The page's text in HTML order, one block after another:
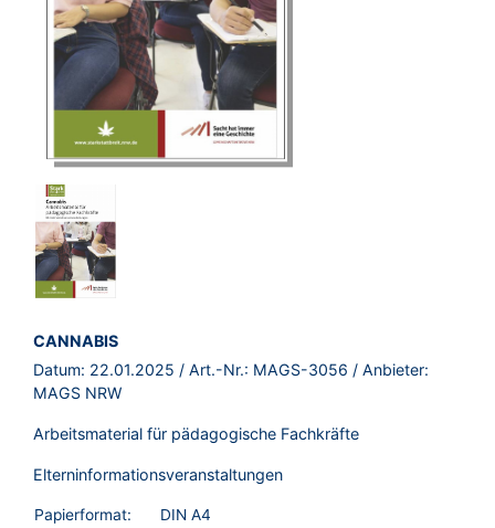
BROSCHÜRE:
CANNABIS
Datum: 22.01.2025 / Art.-Nr.: MAGS-3056 / Anbieter:
MAGS NRW
Arbeitsmaterial für pädagogische Fachkräfte
Elterninformationsveranstaltungen
Papierformat:
DIN A4